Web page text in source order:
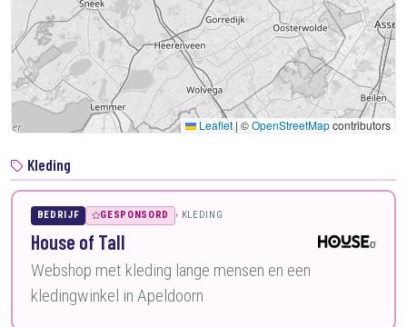
Leaflet | ©OpenStreetMapcontributors
Kleding
BEDRIJF GESPONSORD KLEDING
House of Tall
Webshop met kleding lange mensen en een
kledingwinkel in Apeldoorn